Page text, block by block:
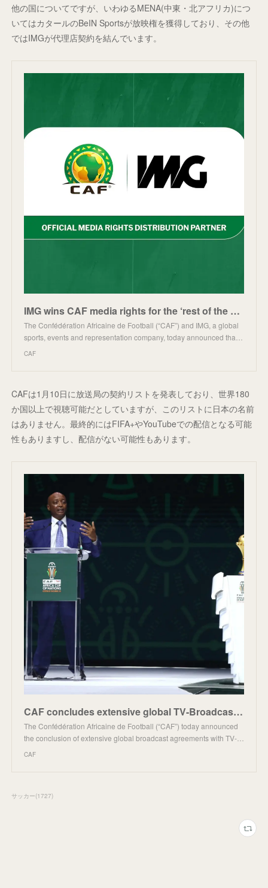
他の国についてですが、いわゆるMENA(中東・北アフリカ)につ
いてはカタールのBeIN Sportsが放映権を獲得しており、その他
ではIMGが代理店契約を結んでいます。
IMG wins CAF media rights for the ‘rest of the World’ territories excluding Sub-Sahara Africa and ME
The Confédération Africaine de Football (“CAF”) and IMG, a global
sports, events and representation company, today announced tha…
CAF
CAFは1月10日に放送局の契約リストを発表しており、世界180
か国以上で視聴可能だとしていますが、このリストに日本の名前
はありません。最終的にはFIFA+やYouTubeでの配信となる可能
性もありますし、配信がない可能性もあります。
CAF concludes extensive global TV-Broadcast agreements ahead of the kick-off of the TotalEnergies Af
The Confédération Africaine de Football (“CAF”) today announced
the conclusion of extensive global broadcast agreements with TV-…
CAF
サッカー(1727)